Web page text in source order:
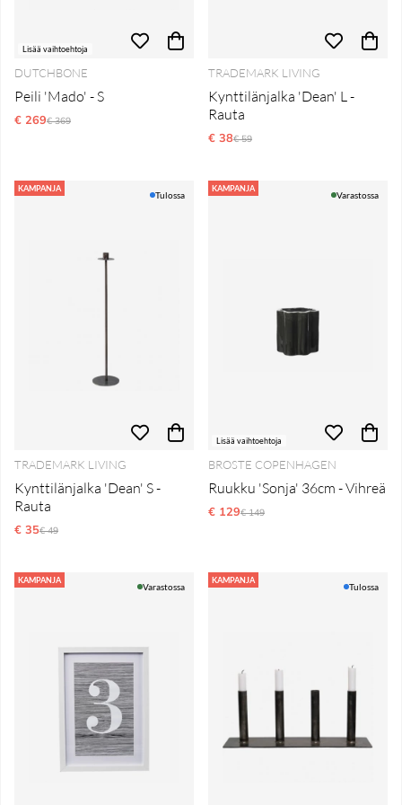
Lisää vaihtoehtoja
DUTCHBONE
Peili 'Mado' - S
€ 269Normaali hinta
€ 369
TRADEMARK LIVING
Kynttilänjalka 'Dean' L -
Rauta
€ 38Normaali hinta
€ 59
KAMPANJA
Tulossa
TRADEMARK LIVING
Kynttilänjalka 'Dean' S -
Rauta
€ 35Normaali hinta
€ 49
KAMPANJA
Lisää vaihtoehtoja
Varastossa
BROSTE COPENHAGEN
Ruukku 'Sonja' 36cm - Vihreä
€ 129Normaali hinta
€ 149
KAMPANJA
Varastossa
KAMPANJA
Tulossa